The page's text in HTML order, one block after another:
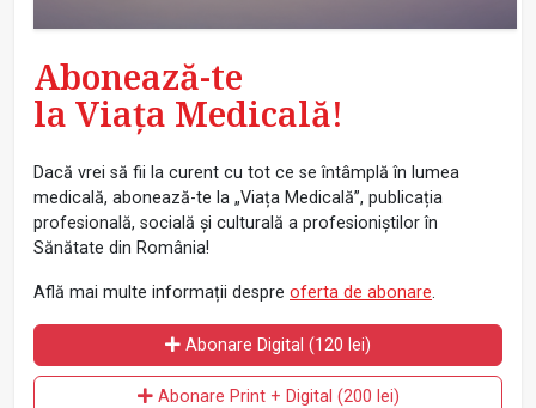
Abonează-te
la Viața Medicală!
Dacă vrei să fii la curent cu tot ce se întâmplă în lumea
medicală, abonează-te la „Viața Medicală”, publicația
profesională, socială și culturală a profesioniștilor în
Sănătate din România!
Află mai multe informații despre oferta de abonare.
Abonare Digital (120 lei)
Abonare Print + Digital (200 lei)